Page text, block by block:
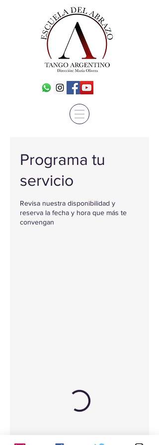
Programa tu
servicio
Revisa nuestra disponibilidad y
reserva la fecha y hora que más te
convengan